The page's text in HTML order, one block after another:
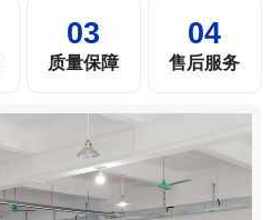
03
质量保障
04
售后服务